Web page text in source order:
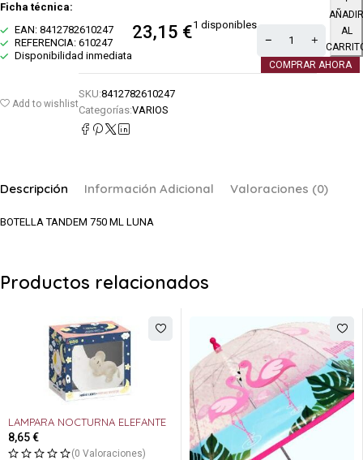
Ficha técnica:
EAN: 8412782610247
REFERENCIA: 610247
Disponibilidad inmediata
23,15 €1 disponibles
AÑADIR
AL
COMPRAR AHORA
Add to wishlist
SKU:8412782610247
Categorías:VARIOS
Descripción Información Adicional Valoraciones (0)
BOTELLA TANDEM 750 ML LUNA
Productos relacionados
ELEFANTE